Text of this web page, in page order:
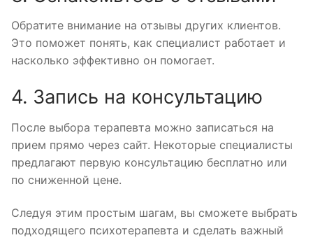
Обратите внимание на отзывы других клиентов.
Это поможет понять, как специалист работает и
насколько эффективно он помогает.
4. Запись на консультацию
После выбора терапевта можно записаться на
прием прямо через сайт. Некоторые специалисты
предлагают первую консультацию бесплатно или
по сниженной цене.
Следуя этим простым шагам, вы сможете выбрать
подходящего психотерапевта и сделать важный